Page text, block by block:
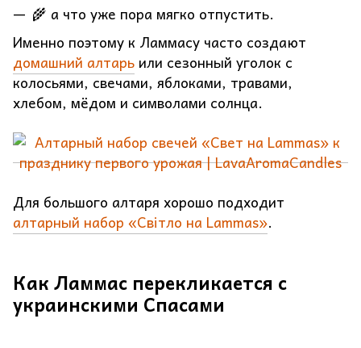
🌾 а что уже пора мягко отпустить.
Именно поэтому к Ламмасу часто создают
домашний алтарь или сезонный уголок с
колосьями, свечами, яблоками, травами,
хлебом, мёдом и символами солнца.
Для большого алтаря хорошо подходит
алтарный набор «Світло на Lammas».
Как Ламмас перекликается с
украинскими Спасами